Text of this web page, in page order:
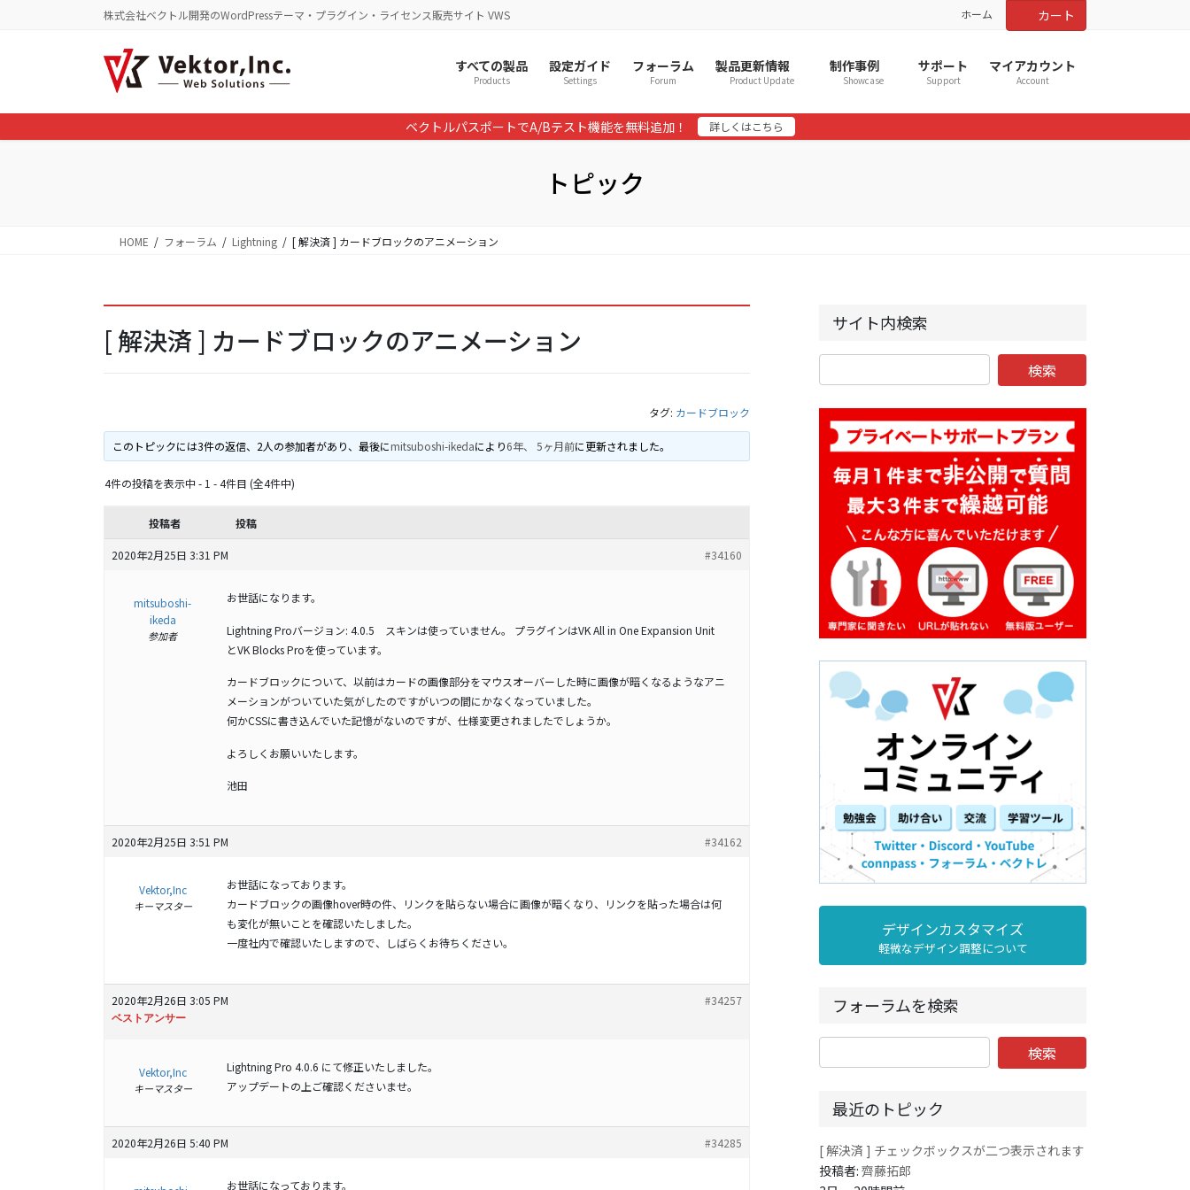
に
移
ョ
ン
株式会社ベクトル開発のWordPressテーマ・プラグイン・ライセンス販売サイト VWS ホーム カート
すべての製品
Products
設定ガイド
Settings
フォーラム
Forum
製品更新情報
Product Update
制作事例
Showcase
サポート
Support
マイアカウント
Account
ベクトルパスポートでA/Bテスト機能を無料追加！ 詳しくはこちら
トピック
HOME フォーラム Lightning [ 解決済 ] カードブロックのアニメーション
[ 解決済 ] カードブロックのアニメーション
タグ: カードブロック
このトピックには3件の返信、2人の参加者があり、最後にmitsuboshi-ikedaにより6年、 5ヶ月前に更新されました。
4件の投稿を表示中 - 1 - 4件目 (全4件中)
投稿者 投稿
2020年2月25日 3:31 PM #34160
mitsuboshi-
ikeda
参加者
お世話になります。
Lightning Proバージョン: 4.0.5 スキンは使っていません。 プラグインはVK All in One Expansion Unit
とVK Blocks Proを使っています。
カードブロックについて、以前はカードの画像部分をマウスオーバーした時に画像が暗くなるようなアニ
メーションがついていた気がしたのですがいつの間にかなくなっていました。
何かCSSに書き込んでいた記憶がないのですが、仕様変更されましたでしょうか。
よろしくお願いいたします。
池田
2020年2月25日 3:51 PM #34162
Vektor,Inc
キーマスター
お世話になっております。
カードブロックの画像hover時の件、リンクを貼らない場合に画像が暗くなり、リンクを貼った場合は何
も変化が無いことを確認いたしました。
一度社内で確認いたしますので、しばらくお待ちください。
2020年2月26日 3:05 PM #34257
ベストアンサー
Vektor,Inc
キーマスター
Lightning Pro 4.0.6 にて修正いたしました。
アップデートの上ご確認くださいませ。
2020年2月26日 5:40 PM #34285
お世話になっております。
サイト内検索
デザインカスタマイズ
軽微なデザイン調整について
フォーラムを検索
最近のトピック
[ 解決済 ] チェックボックスが二つ表示されます
投稿者:齊藤拓郎